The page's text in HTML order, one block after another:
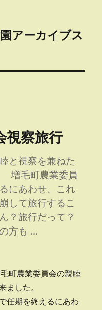
アーカイブス
視察旅行
と視察を兼ねた
増毛町農業委員
にあわせ、これ
して旅行するこ
？旅行だって？
方も …
” の
町農業委員会の親睦
ました。
任期を終えるにあわ